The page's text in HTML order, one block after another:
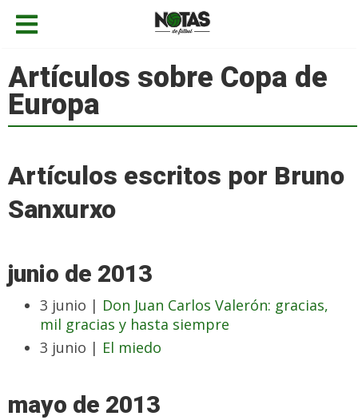
Artículos sobre Copa de
Europa
Artículos escritos por Bruno
Sanxurxo
junio de 2013
3 junio | Don Juan Carlos Valerón: gracias,
mil gracias y hasta siempre
3 junio | El miedo
mayo de 2013